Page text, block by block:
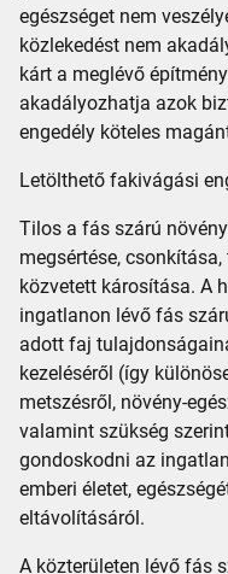
egészséget nem
közlekedést nem
kárt a meglévő
akadályozhatja azok
engedély köteles
Letölthető fakivágási
Tilos a fás szárú
megsértése,
közvetett károsítása. A
ingatlanon lévő fás
adott faj
kezeléséről (így
metszésről, növény-
valamint szükség
gondoskodni az
emberi életet,
eltávolításáról.
A közterületen lévő fás